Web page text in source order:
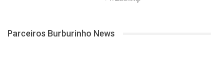
Parceiros Burburinho News